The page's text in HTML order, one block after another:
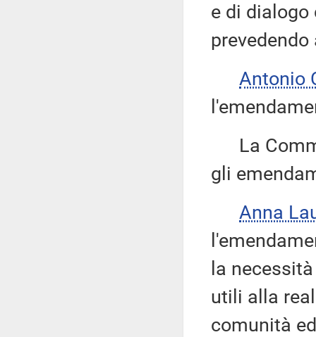
e di dialogo
Antonio
La
gli
Anna
la
utili alla
comunità